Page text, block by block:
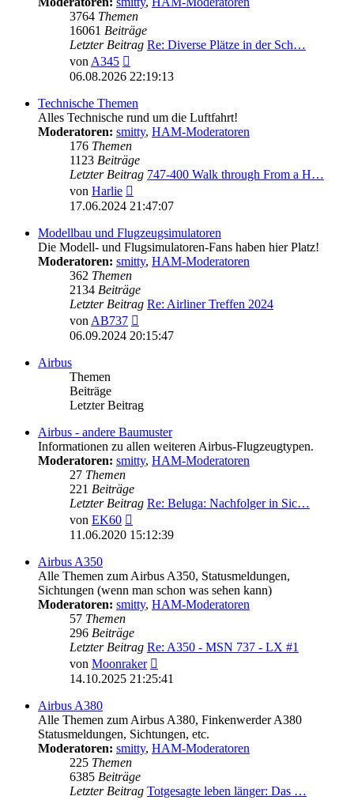
3764 Themen
16061 Beiträge
Letzter Beitrag Re: Diverse Plätze in der Sch…
vonA345
Beitrag
06.08.2026 22:19:13
Technische Themen
Alles Technische rund um die Luftfahrt!
Moderatoren: smitty, HAM-Moderatoren
176 Themen
1123 Beiträge
Letzter Beitrag 747-400 Walk through From a H…
von Harlie
Beitrag
17.06.2024 21:47:07
Modellbau und Flugzeugsimulatoren
Die Modell- und Flugsimulatoren-Fans haben hier Platz!
Moderatoren: smitty, HAM-Moderatoren
362 Themen
2134 Beiträge
Letzter Beitrag Re: Airliner Treffen 2024
vonAB737
Beitrag
06.09.2024 20:15:47
Airbus
Themen
Beiträge
Letzter Beitrag
Airbus - andere Baumuster
Informationen zu allen weiteren Airbus-Flugzeugtypen.
Moderatoren: smitty, HAM-Moderatoren
27 Themen
221 Beiträge
Letzter Beitrag Re: Beluga: Nachfolger in Sic…
von EK60
Beitrag
11.06.2020 15:12:39
Airbus A350
Alle Themen zum Airbus A350, Statusmeldungen,
Sichtungen (wenn man schon was sehen kann)
Moderatoren: smitty, HAM-Moderatoren
57 Themen
296 Beiträge
Letzter Beitrag Re: A350 - MSN 737 - LX #1
von Moonraker
Beitrag
14.10.2025 21:25:41
Airbus A380
Alle Themen zum Airbus A380, Finkenwerder A380
Statusmeldungen, Sichtungen, etc.
Moderatoren: smitty, HAM-Moderatoren
225 Themen
6385 Beiträge
Letzter Beitrag Totgesagte leben länger: Das …